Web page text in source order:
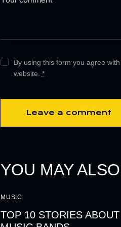
By using this form you agree
website. *
YOU MAY
MUSIC
TOP 10 STORIES ABOUT